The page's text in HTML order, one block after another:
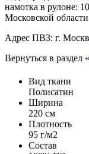
намотка в рулоне:
Московской
Адрес ПВЗ: г.
Вернуться в раздел «
Вид ткани
Полисатин
Ширина
220 см
Плотность
95 г/м2
Состав